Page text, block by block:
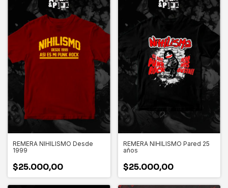
REMERA NIHILISMO Desde
1999
$25.000,00
REMERA NIHILISMO Pared 25
años
$25.000,00